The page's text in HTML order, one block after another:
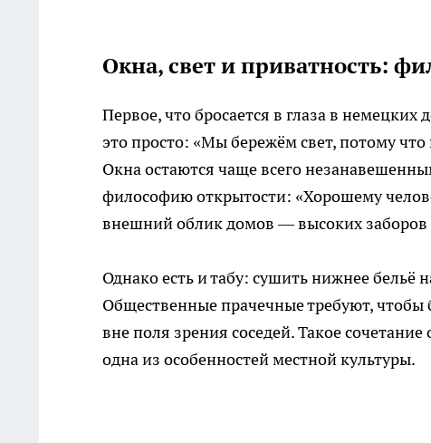
Окна, свет и приватность:
Первое, что бросается в глаза в
это просто: «Мы бережём свет, потому
Окна остаются чаще всего
философию открытости: «Хорошему
внешний облик домов — высоких
Однако есть и табу: сушить нижнее бельё
Общественные прачечные требуют, чтобы
вне поля зрения соседей. Такое
одна из особенностей местной культуры.